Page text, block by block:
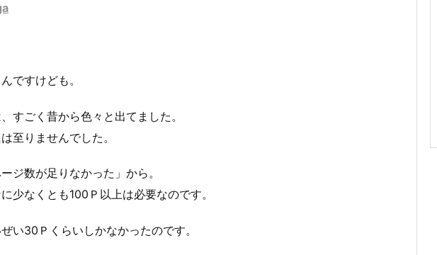
ですけども。
すごく昔から色々と出てました。
至りませんでした。
ジ数が足りなかった」から。
少なくとも100Ｐ以上は必要なのです。
い30Ｐくらいしかなかったのです。